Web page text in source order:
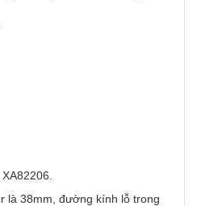
là 38mm, đường kính lỗ trong